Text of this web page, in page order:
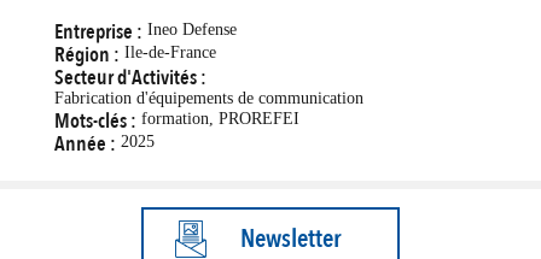
Entreprise : Ineo Defense
Région : Ile-de-France
Secteur d'Activités :
Fabrication d'équipements de communication
Mots-clés : formation, PROREFEI
Année : 2025
Newsletter